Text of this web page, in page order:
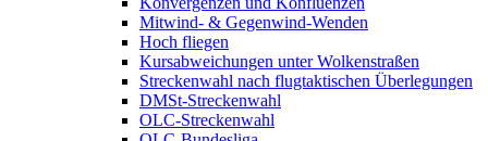
Mitwind- & Gegenwind-Wenden
Hoch fliegen
Kursabweichungen unter Wolkenstraßen
Streckenwahl nach flugtaktischen Überlegungen
DMSt-Streckenwahl
OLC-Streckenwahl